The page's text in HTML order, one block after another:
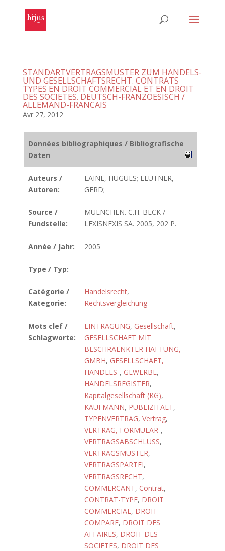
STANDARTVERTRAGSMUSTER ZUM HANDELS-
UND GESELLSCHAFTSRECHT. CONTRATS
TYPES EN DROIT COMMERCIAL ET EN DROIT
DES SOCIETES. DEUTSCH-FRANZOESISCH /
ALLEMAND-FRANCAIS
Avr 27, 2012
Données bibliographiques / Bibliografische
Daten
Auteurs /
Autoren:
LAINE, HUGUES; LEUTNER,
GERD;
Source /
Fundstelle:
MUENCHEN. C.H. BECK /
LEXISNEXIS SA. 2005, 202 P.
Année / Jahr: 2005
Type / Typ:
Catégorie /
Kategorie:
Handelsrecht,
Rechtsvergleichung
Mots clef /
Schlagworte:
EINTRAGUNG, Gesellschaft,
GESELLSCHAFT MIT
BESCHRAENKTER HAFTUNG,
GMBH, GESELLSCHAFT,
HANDELS-, GEWERBE,
HANDELSREGISTER,
Kapitalgesellschaft (KG),
KAUFMANN, PUBLIZITAET,
TYPENVERTRAG, Vertrag,
VERTRAG, FORMULAR-,
VERTRAGSABSCHLUSS,
VERTRAGSMUSTER,
VERTRAGSPARTEI,
VERTRAGSRECHT,
COMMERCANT, Contrat,
CONTRAT-TYPE, DROIT
COMMERCIAL, DROIT
COMPARE, DROIT DES
AFFAIRES, DROIT DES
SOCIETES, DROIT DES